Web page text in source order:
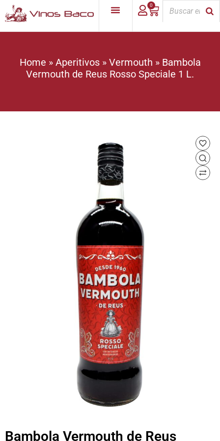
0
Home » Aperitivos» Vermouth » Bambola
Vermouth de Reus Rosso Speciale 1 L.
Bambola Vermouth de Reus